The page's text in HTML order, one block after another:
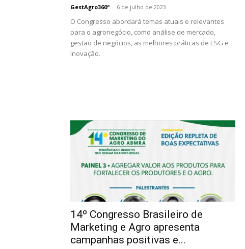
GestAgro360º - 6 de julho de 2023
O Congresso abordará temas atuais e relevantes
para o agronegócio, como análise de mercado,
gestão de negócios, as melhores práticas de ESG e
Inovação.
14º Congresso Brasileiro de
Marketing e Agro apresenta
campanhas positivas e...